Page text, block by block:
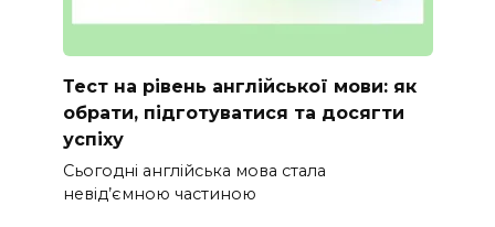
Тест на рівень англійської мови: як
обрати, підготуватися та досягти
успіху
Сьогодні англійська мова стала
невід’ємною частиною